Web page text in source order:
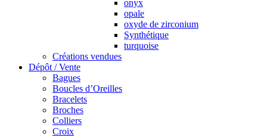
onyx
opale
oxyde de zirconium
Synthétique
turquoise
Créations vendues
Dépôt / Vente
Bagues
Boucles d’Oreilles
Bracelets
Broches
Colliers
Croix